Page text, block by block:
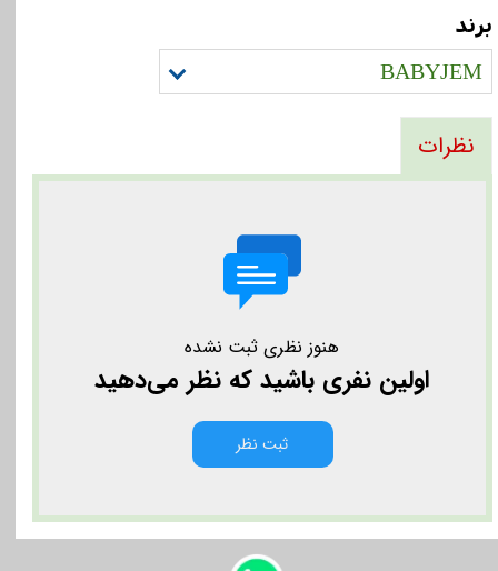
برند
BABYJEM
نظرات
هنوز نظری ثبت نشده
اولین نفری باشید که نظر می‌دهید
ثبت نظر